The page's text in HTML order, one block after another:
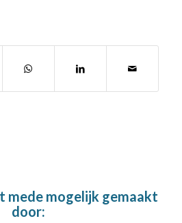
mede mogelijk gemaakt
door: